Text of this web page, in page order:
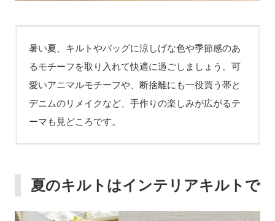
暑い夏、キルトやバッグに涼しげな色や季節感のあ
るモチーフを取り入れて快適に過ごしましょう。可
愛いアニマルモチーフや、断捨離にも一役買う帯と
デニムのリメイクなど、手作りの楽しみが広がるテ
ーマも見どころです。
夏のキルトはインテリアキルトで